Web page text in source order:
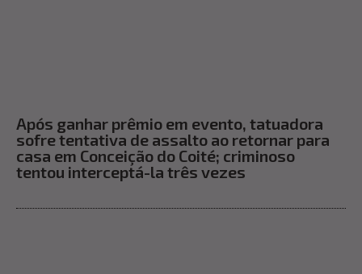
Após ganhar prêmio em evento, tatuadora
sofre tentativa de assalto ao retornar para
casa em Conceição do Coité; criminoso
tentou interceptá-la três vezes